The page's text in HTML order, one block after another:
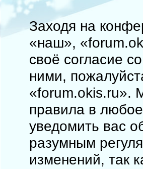
Заходя на
«наш»,
своё согласие
ними,
«forum.okis.ru».
правила в
уведомить вас
разумным
изменений, так